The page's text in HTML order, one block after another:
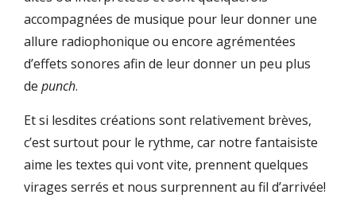
accompagnées de musique pour leur donner une
allure radiophonique ou encore agrémentées
d’effets sonores afin de leur donner un peu plus
de punch.
Et si lesdites créations sont relativement brèves,
c’est surtout pour le rythme, car notre fantaisiste
aime les textes qui vont vite, prennent quelques
virages serrés et nous surprennent au fil d’arrivée!